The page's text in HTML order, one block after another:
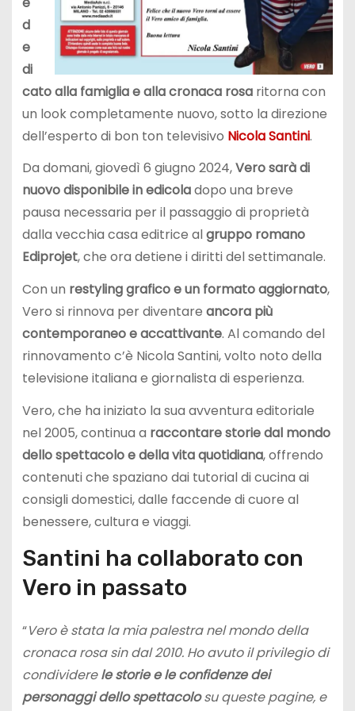
d
e
di
cato alla famiglia e alla cronaca rosaritorna con
un look completamente nuovo, sotto la direzione
dell’esperto di bon ton televisivo Nicola Santini.
Da domani, giovedì 6 giugno 2024,Vero sarà di
nuovo disponibile in edicoladopo una breve
pausa necessaria per il passaggio di proprietà
dalla vecchia casa editrice algruppo romano
Ediprojet, che ora detiene i diritti del settimanale.
Con un restyling grafico e un formato aggiornato,
Vero si rinnova per diventare ancora più
contemporaneo e accattivante. Al comando del
rinnovamento c’è Nicola Santini, volto noto della
televisione italiana e giornalista di esperienza.
Vero, che ha iniziato la sua avventura editoriale
nel 2005, continua a raccontare storie dal mondo
dello spettacolo e della vita quotidiana, offrendo
contenuti che spaziano dai tutorial di cucina ai
consigli domestici, dalle faccende di cuore al
benessere, cultura e viaggi.
Santini ha collaborato con
Vero in passato
“Vero è stata la mia palestra nel mondo della
cronaca rosa sin dal 2010. Ho avuto il privilegio di
condividerele storie e le confidenze dei
personaggi dello spettacolosu queste pagine, e